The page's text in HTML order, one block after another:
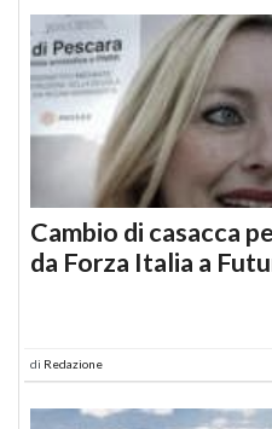
Cambio di casacca
da Forza Italia a
di Redazione